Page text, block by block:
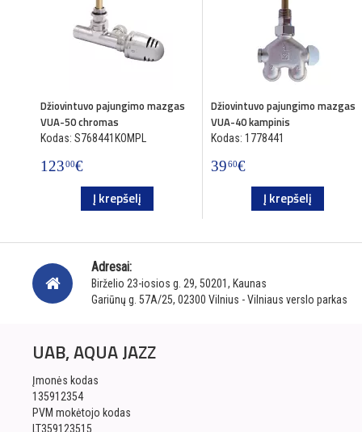
Džiovintuvo pajungimo mazgas
VUA-50 chromas
Kodas: S768441KOMPL
12300€
Į krepšelį
Džiovintuvo pajungimo mazgas
VUA-40 kampinis
Kodas: 1778441
3960€
Į krepšelį
Adresai:
Birželio 23-iosios g. 29, 50201, Kaunas
Gariūnų g. 57A/25, 02300 Vilnius - Vilniaus verslo parkas
UAB, AQUA JAZZ
Įmonės kodas
135912354
PVM mokėtojo kodas
LT359123515